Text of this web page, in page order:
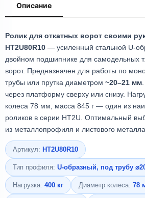
Описание
Ролик для откатных ворот своими
HT2U80R10 — усиленный стальной U-
двойном подшипнике для самодельных
ворот. Предназначен для работы по
трубы или прутка диаметром ~20–21 мм
через платформу сверху или снизу.
колеса 78 мм, масса 845 г — один из
роликов в серии HT2U. Оптимальный
из металлопрофиля и листового металла.
Артикул: HT2U80R10
Тип профиля: U-образный, под трубу
Нагрузка: 400 кг Диаметр колеса: 78